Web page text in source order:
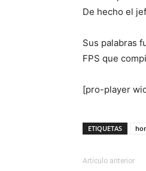
De hecho el
Sus palabras
FPS que
[pro-player
ETIQUETAS
Artículo anterior